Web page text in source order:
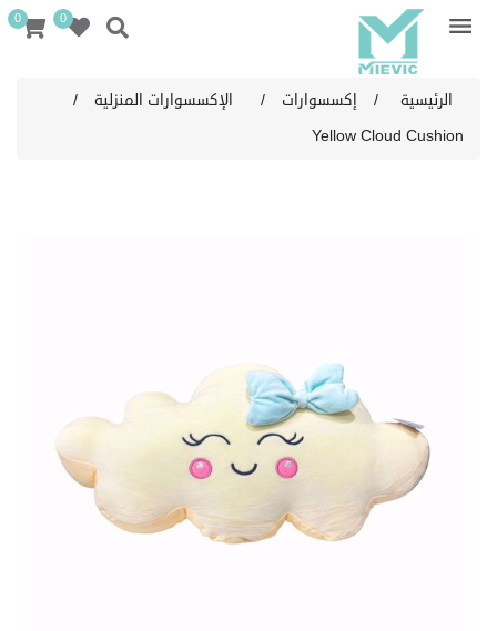
0
0
الرئيسية / إكسسوارات / الإكسسوارات المنزلية
/
Yellow Cloud Cushion